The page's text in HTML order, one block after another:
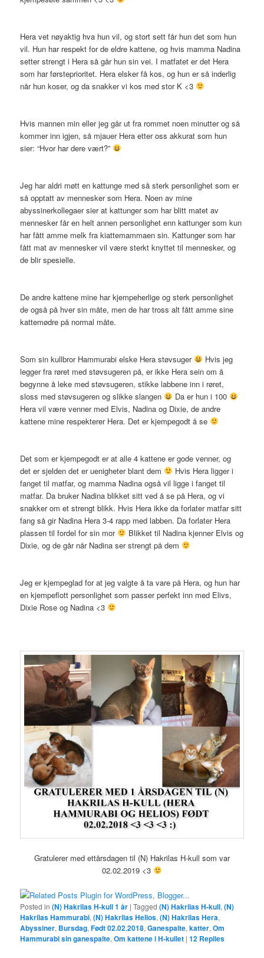
Hera vet nøyaktig hva hun vil, og stort sett får hun det som hun
vil. Hun har respekt for de eldre kattene, og hvis mamma Nadina
setter strengt i Hera så går hun sin vei. I matfatet er det Hera
som har førsteprioritet. Hera elsker få kos, og hun er så inderlig
når hun koser, og da snakker vi kos med stor K <3
Hvis mannen min eller jeg går ut fra rommet noen minutter og så
kommer inn igjen, så mjauer Hera etter oss akkurat som hun
sier: “Hvor har dere vært?”
Jeg har aldri møtt en kattunge med så sterk personlighet som er
så opptatt av mennesker som Hera. Noen av mine
abyssinerkollegaer sier at kattunger som har blitt matet av
mennesker får en helt annen personlighet enn kattunger som kun
har fått amme melk fra kiattemammaen sin. Kattunger som har
fått mat av mennesker vil være sterkt knyttet til mennesker, og
de blir spesielle.
De andre kattene mine har kjempeherlige og sterk personlighet
de også på hver sin måte, men de har tross alt fått amme sine
kattemødre på normal måte.
Som sin kullbror Hammurabi elske Hera støvsuger
Hvis jeg
legger fra røret med støvsugeren på, er ikke Hera sein om å
begynne å leke med støvsugeren, stikke labbene inn i røret,
sloss med støvsugeren og slikke slangen
Da er hun i 100
Hera vil være venner med Elvis, Nadina og Dixie, de andre
kattene mine respekterer Hera. Det er kjempegodt å se
Det som er kjempegodt er at alle 4 kattene er gode venner, og
det er sjelden det er uenigheter blant dem
Hvis Hera ligger i
fanget til matfar, og mamma Nadina også vil ligge i fanget til
matfar. Da bruker Nadina blikket sitt ved å se på Hera, og vi
snakker om et strengt blikk. Hvis Hera ikke da forlater matfar sitt
fang så gir Nadina Hera 3-4 rapp med labben. Da forlater Hera
plassen til fordel for sin mor
Blikket til Nadina kjenner Elvis og
Dixie, og de går når Nadina ser strengt på dem
Jeg er kjempeglad for at jeg valgte å ta vare på Hera, og hun har
en kjempeflott personlighet som passer perfekt inn med Elivs,
Dixie Rose og Nadina <3
Gratulerer med ettårsdagen til (N) Hakrilas H-kull som var
02.02.2019 <3
Posted in (N) Hakrilas H-kull 1 år |Tagged (N) Hakrilas H-kull,(N)
Hakrilas Hammurabi,(N) Hakrilas Helios,(N) Hakrilas Hera,
Abyssiner, Bursdag,Født 02.02.2018,Ganespalte,katter,Om
Hammurabi sin ganespalte,Om kattene i H-kullet |12 Replies